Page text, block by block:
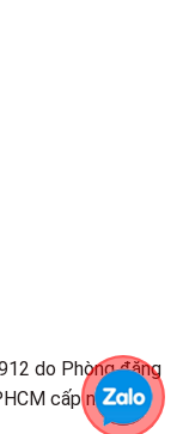
do Phòng đăng
cấp ngày